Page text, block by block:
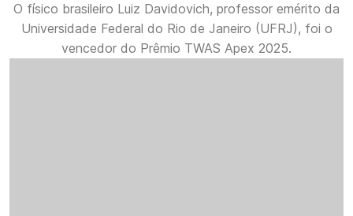
O físico brasileiro Luiz Davidovich, professor emérito da
Universidade Federal do Rio de Janeiro (UFRJ), foi o
vencedor do Prêmio TWAS Apex 2025.